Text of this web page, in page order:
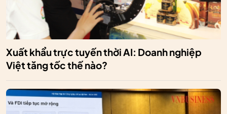
Xuất khẩu trực tuyến thời AI: Doanh nghiệp
Việt tăng tốc thế nào?